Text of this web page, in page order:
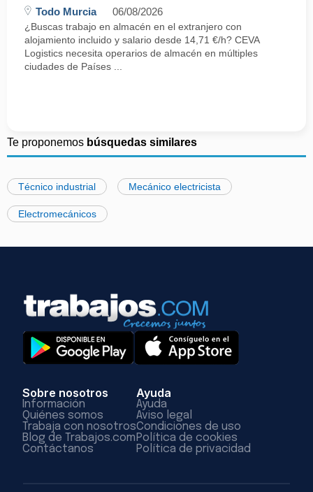
Todo Murcia 06/08/2026
¿Buscas trabajo en almacén en el extranjero con
alojamiento incluido y salario desde 14,71 €/h? CEVA
Logistics necesita operarios de almacén en múltiples
ciudades de Países ...
Te proponemos búsquedas similares
Técnico industrial Mecánico electricista
Electromecánicos
Sobre nosotros
Información
Quiénes somos
Trabaja con nosotros
Blog de Trabajos.com
Contáctanos
Ayuda
Ayuda
Aviso legal
Condiciones de uso
Política de cookies
Política de privacidad